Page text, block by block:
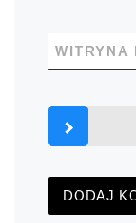
WITRYNA